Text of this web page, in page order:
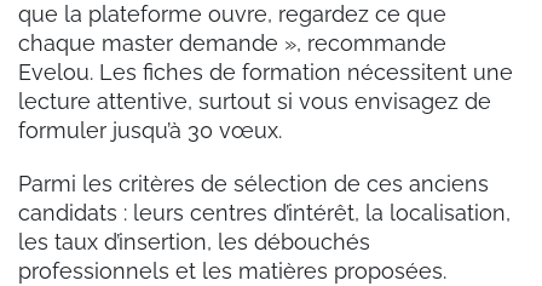
que la plateforme ouvre, regardez ce que
chaque master demande », recommande
Evelou. Les fiches de formation nécessitent une
lecture attentive, surtout si vous envisagez de
formuler jusqu’à 30 vœux.
Parmi les critères de sélection de ces anciens
candidats : leurs centres d’intérêt, la localisation,
les taux d’insertion, les débouchés
professionnels et les matières proposées.